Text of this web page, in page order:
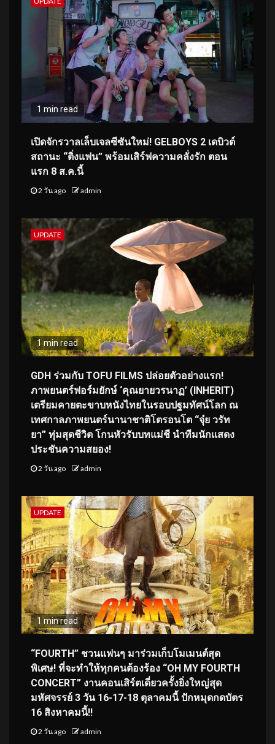
1 min read
เปิดจักรวาลเล็บเจลซีซันใหม่! GELBOYS 2 เดบิวต์
สถานะ “ติ่งแฟน” พร้อมเสิร์ฟความคลั่งรัก ตอน
แรก 8 ส.ค.นี้
2 วัน ago admin
UPDATE
1 min read
GDH ร่วมกับ TOFU FILMS ปล่อยตัวอย่างแรก!
ภาพยนตร์ฟอร์มยักษ์ ‘คุณยายวรนาฏ’ (INHERIT)
เตรียมคายตะขาบหนังไทยในรอบปฐมทัศน์โลก ณ
เทศกาลภาพยนตร์นานาชาติโตรอนโต “จุ๋ย วรัท
ยา” ทุ่มสุดชีวิต โกนหัวรับบทแม่ชี นำทีมนักแสดง
ประชันความสยอง!
2 วัน ago admin
UPDATE
1 min read
“FOURTH” ชวนแฟนๆ มาร่วมเก็บโมเมนต์สุด
พิเศษ! ที่จะทำให้ทุกคนต้องร้อง “OH MY FOURTH
CONCERT” งานคอนเสิร์ตเดี่ยวครั้งยิ่งใหญ่สุด
มหัศจรรย์ 3 วัน 16-17-18 ตุลาคมนี้ ปักหมุดกดบัตร
16 สิงหาคมนี้!!
2 วัน ago admin